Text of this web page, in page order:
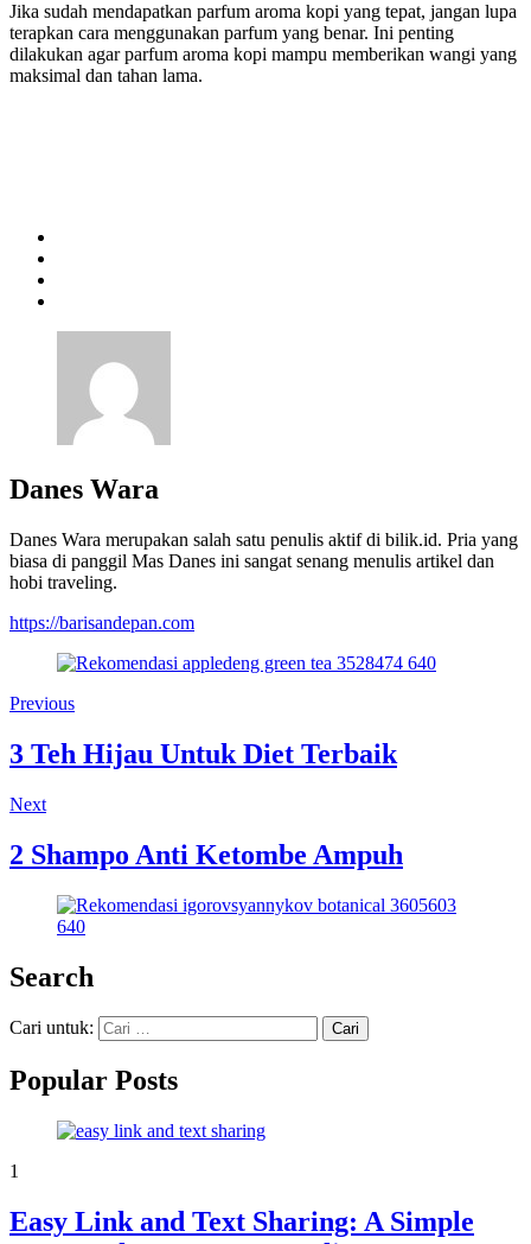
Jika sudah mendapatkan parfum aroma kopi yang tepat, jangan lupa
terapkan cara menggunakan parfum yang benar. Ini penting
dilakukan agar parfum aroma kopi mampu memberikan wangi yang
maksimal dan tahan lama.
Danes Wara
Danes Wara merupakan salah satu penulis aktif di bilik.id. Pria yang
biasa di panggil Mas Danes ini sangat senang menulis artikel dan
hobi traveling.
https://barisandepan.com
Previous
3 Teh Hijau Untuk Diet Terbaik
Next
2 Shampo Anti Ketombe Ampuh
Search
Cari untuk:
Popular Posts
1
Easy Link and Text Sharing: A Simple